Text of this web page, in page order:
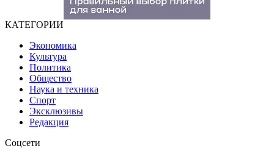
КАТЕГОРИИ
Экономика
Культура
Политика
Общество
Наука и техника
Спорт
Эксклюзивы
Редакция
Соцсети